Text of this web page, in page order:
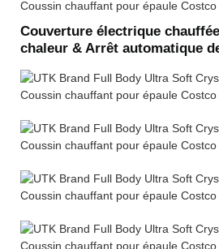
Couverture électrique
chaleur & Arrêt automatique